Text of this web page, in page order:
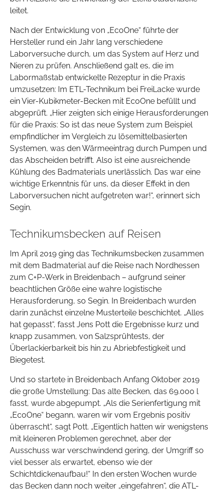
leitet.
Nach der Entwicklung von „EcoOne“ führte der
Hersteller rund ein Jahr lang verschiedene
Laborversuche durch, um das System auf Herz und
Nieren zu prüfen. Anschließend galt es, die im
Labormaßstab entwickelte Rezeptur in die Praxis
umzusetzen: Im ETL-Technikum bei FreiLacke wurde
ein Vier-Kubikmeter-Becken mit EcoOne befüllt und
abgeprüft. „Hier zeigten sich einige Herausforderungen
für die Praxis: So ist das neue System zum Beispiel
empfindlicher im Vergleich zu lösemittelbasierten
Systemen, was den Wärmeeintrag durch Pumpen und
das Abscheiden betrifft. Also ist eine ausreichende
Kühlung des Badmaterials unerlässlich. Das war eine
wichtige Erkenntnis für uns, da dieser Effekt in den
Laborversuchen nicht aufgetreten war!“, erinnert sich
Segin.
Technikumsbecken auf Reisen
Im April 2019 ging das Technikumsbecken zusammen
mit dem Badmaterial auf die Reise nach Nordhessen
zum C+P-Werk in Breidenbach – aufgrund seiner
beachtlichen Größe eine wahre logistische
Herausforderung, so Segin. In Breidenbach wurden
darin zunächst einzelne Musterteile beschichtet. „Alles
hat gepasst“, fasst Jens Pott die Ergebnisse kurz und
knapp zusammen, von Salzsprühtests, der
Überlackierbarkeit bis hin zu Abriebfestigkeit und
Biegetest.
Und so startete in Breidenbach Anfang Oktober 2019
die große Umstellung: Das alte Becken, das 69.000 l
fasst, wurde abgepumpt. „Als die Serienfertigung mit
„EcoOne“ begann, waren wir vom Ergebnis positiv
überrascht“, sagt Pott. „Eigentlich hatten wir wenigstens
mit kleineren Problemen gerechnet, aber der
Ausschuss war verschwindend gering, der Umgriff so
viel besser als erwartet, ebenso wie der
Schichtdickenaufbau!“ In den ersten Wochen wurde
das Becken dann noch weiter „eingefahren“, die ATL-